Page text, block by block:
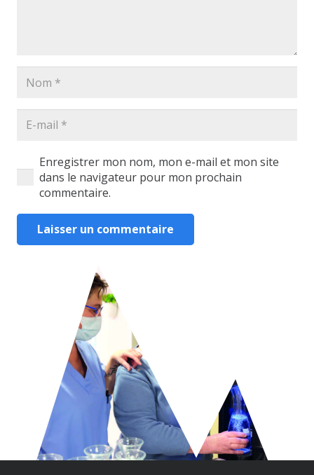
Enregistrer mon nom, mon e-mail et mon site
dans le navigateur pour mon prochain
commentaire.
Laisser un commentaire